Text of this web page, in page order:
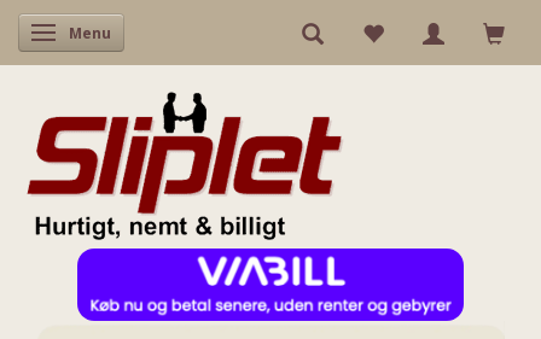
Skifte navigation
Menu